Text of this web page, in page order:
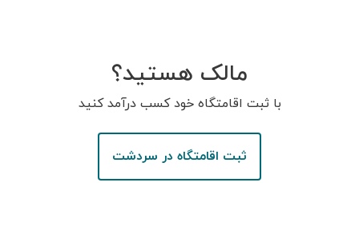
مالک هستید؟
با ثبت اقامتگاه خود کسب درآمد کنید
ثبت اقامتگاه در سردشت